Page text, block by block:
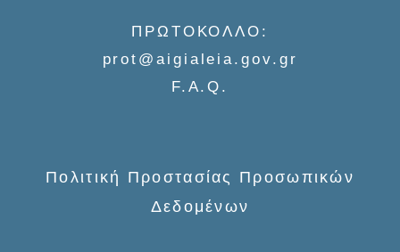
ΠΡΩΤΟΚΟΛΛΟ:
prot@aigialeia.gov.gr
F.A.Q.
Πολιτική Προστασίας Προσωπικών
Δεδομένων